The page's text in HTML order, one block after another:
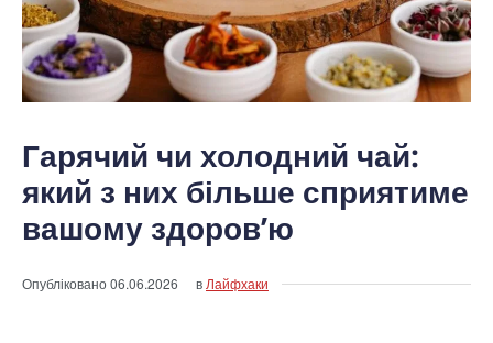
Гарячий чи холодний чай:
який з них більше сприятиме
вашому здоров’ю
Опубліковано06.06.2026 в Лайфхаки